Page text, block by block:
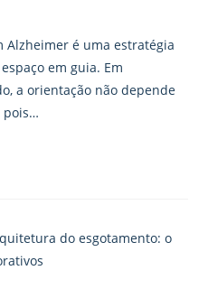
Alzheimer é uma estratégia
em guia. Em
a orientação não depende
pois…